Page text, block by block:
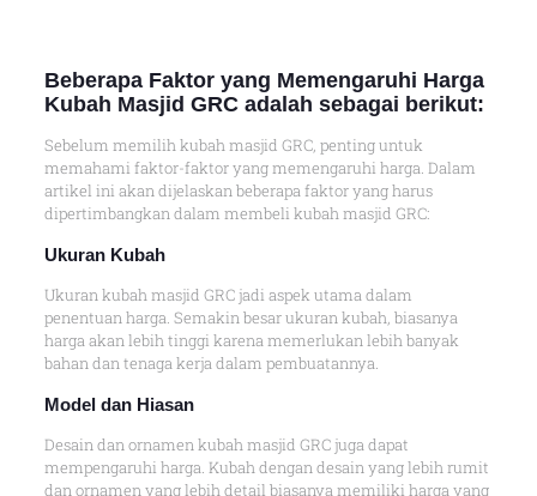
Beberapa Faktor yang Memengaruhi Harga
Kubah Masjid GRC adalah sebagai berikut:
Sebelum memilih kubah masjid GRC, penting untuk
memahami faktor-faktor yang memengaruhi harga. Dalam
artikel ini akan dijelaskan beberapa faktor yang harus
dipertimbangkan dalam membeli kubah masjid GRC:
Ukuran Kubah
Ukuran kubah masjid GRC jadi aspek utama dalam
penentuan harga. Semakin besar ukuran kubah, biasanya
harga akan lebih tinggi karena memerlukan lebih banyak
bahan dan tenaga kerja dalam pembuatannya.
Model dan Hiasan
Desain dan ornamen kubah masjid GRC juga dapat
mempengaruhi harga. Kubah dengan desain yang lebih rumit
dan ornamen yang lebih detail biasanya memiliki harga yang